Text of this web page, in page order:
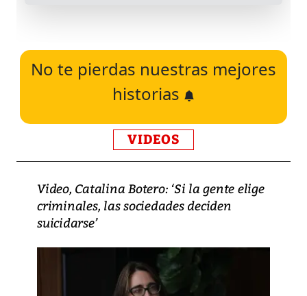
No te pierdas nuestras mejores
historias
VIDEOS
Video, Catalina Botero: ‘Si la gente elige
criminales, las sociedades deciden
suicidarse’